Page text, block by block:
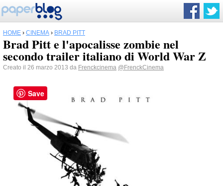
HOME › CINEMA › BRAD PITT
Brad Pitt e l'apocalisse zombie nel
secondo trailer italiano di World War Z
Creato il 26 marzo 2013 da Frenckcinema @FrenckCinema
Save